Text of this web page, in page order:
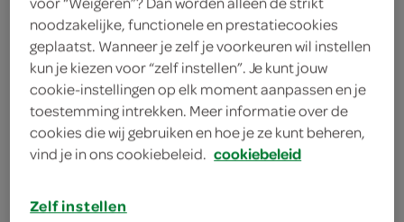
avondmaaltijd
noodzakelijke, functionele en prestatiecookies
geplaatst. Wanneer je zelf je voorkeuren wil instellen
kun je kiezen voor “zelf instellen”. Je kunt jouw
cookie-instellingen op elk moment aanpassen en je
toestemming intrekken. Meer informatie over de
cookies die wij gebruiken en hoe je ze kunt beheren,
vind je in ons cookiebeleid. cookiebeleid
Zelf instellen